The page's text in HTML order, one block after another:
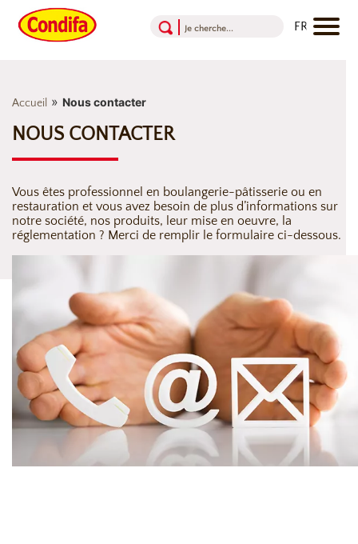
Accueil » Nous contacter
NOUS CONTACTER
Vous êtes professionnel en boulangerie-pâtisserie ou en
restauration et vous avez besoin de plus d’informations sur
notre société, nos produits, leur mise en oeuvre, la
réglementation ? Merci de remplir le formulaire ci-dessous.